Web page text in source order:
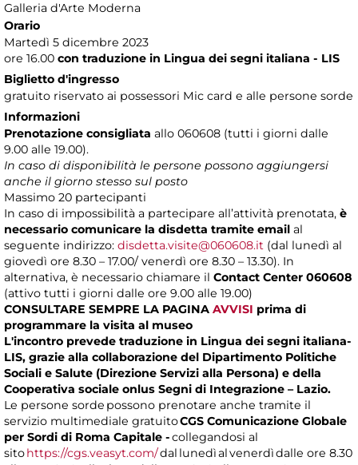
Galleria d'Arte Moderna
Orario
Martedì 5 dicembre 2023
ore 16.00 con traduzione in Lingua dei segni italiana - LIS
Biglietto d'ingresso
gratuito riservato ai possessori Mic card e alle persone sorde
Informazioni
Prenotazione consigliata allo 060608 (tutti i giorni dalle
9.00 alle 19.00).
In caso di disponibilità le persone possono aggiungersi
anche il giorno stesso sul posto
Massimo 20 partecipanti
In caso di impossibilità a partecipare all’attività prenotata, è
necessario comunicare la disdetta tramite email al
seguente indirizzo: disdetta.visite@060608.it (dal lunedì al
giovedì ore 8.30 – 17.00/ venerdì ore 8.30 – 13.30). In
alternativa, è necessario chiamare il Contact Center 060608
(attivo tutti i giorni dalle ore 9.00 alle 19.00)
CONSULTARE SEMPRE LA PAGINA AVVISI prima di
programmare la visita al museo
L'incontro prevede traduzione in Lingua dei segni italiana-
LIS, grazie alla collaborazione del Dipartimento Politiche
Sociali e Salute (Direzione Servizi alla Persona) e della
Cooperativa sociale onlus Segni di Integrazione – Lazio.
Le persone sorde possono prenotare anche tramite il
servizio multimediale gratuitoCGS Comunicazione Globale
per Sordi di Roma Capitale -collegandosi al
sitohttps://cgs.veasyt.com/dal lunedì al venerdì dalle ore 8.30